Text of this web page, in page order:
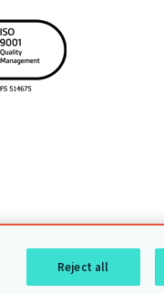
Reject all